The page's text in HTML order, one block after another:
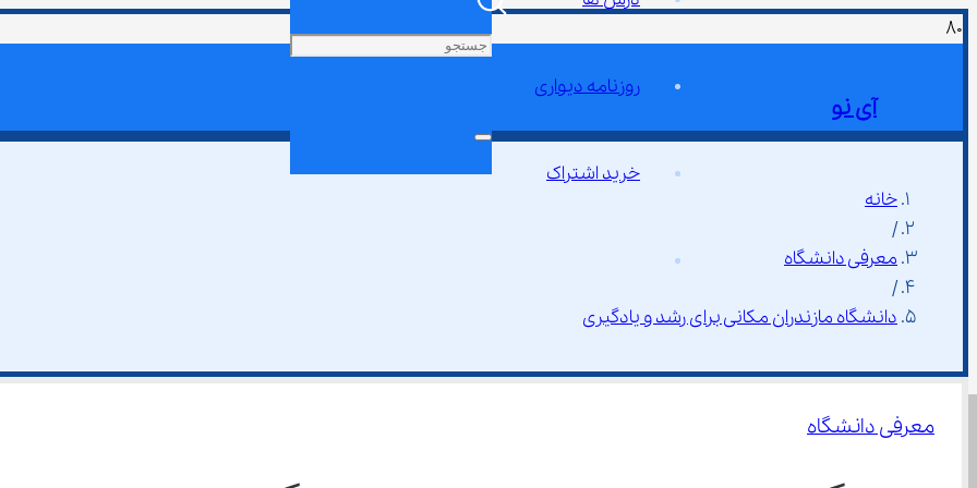
آی نو
روزنامه دیواری
خرید اشتراک
خانه
/
معرفی دانشگاه
/
دانشگاه مازندران مکانی برای رشد و یادگیری
معرفی دانشگاه